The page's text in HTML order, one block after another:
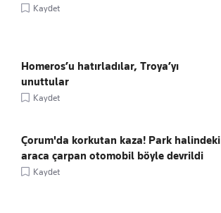
Kaydet
Homeros’u hatırladılar, Troya’yı
unuttular
Kaydet
Çorum'da korkutan kaza! Park halindeki
araca çarpan otomobil böyle devrildi
Kaydet